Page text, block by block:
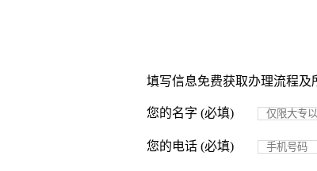
填写信息免费获取办理流程及
您的名字 (必填)
您的电话 (必填)